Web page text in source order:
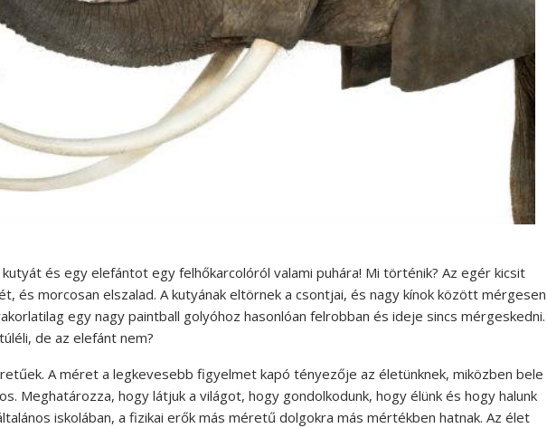
és egy elefántot egy felhőkarcolóról valami puhára! Mi történik? Az egér kicsit
és morcosan elszalad. A kutyának eltörnek a csontjai, és nagy kínok között mérgesen
egy nagy paintball golyóhoz hasonlóan felrobban és ideje sincs mérgeskedni.
de az elefánt nem?
A méret a legkevesebb figyelmet kapó tényezője az életünknek, miközben bele
Meghatározza, hogy látjuk a világot, hogy gondolkodunk, hogy élünk és hogy halunk
iskolában, a fizikai erők más méretű dolgokra más mértékben hatnak. Az élet